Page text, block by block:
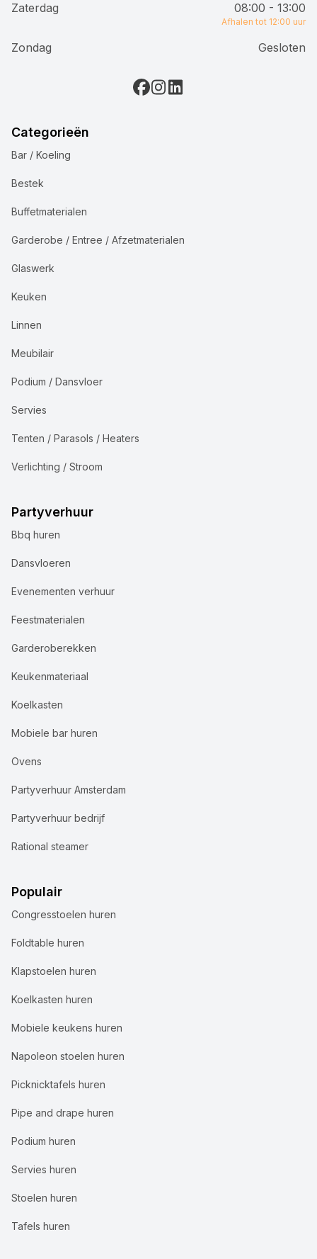
Zaterdag
08:00 - 13:00
Afhalen tot 12:00 uur
Zondag Gesloten
Categorieën
Bar / Koeling
Bestek
Buffetmaterialen
Garderobe / Entree / Afzetmaterialen
Glaswerk
Keuken
Linnen
Meubilair
Podium / Dansvloer
Servies
Tenten / Parasols / Heaters
Verlichting / Stroom
Partyverhuur
Bbq huren
Dansvloeren
Evenementen verhuur
Feestmaterialen
Garderoberekken
Keukenmateriaal
Koelkasten
Mobiele bar huren
Ovens
Partyverhuur Amsterdam
Partyverhuur bedrijf
Rational steamer
Populair
Congresstoelen huren
Foldtable huren
Klapstoelen huren
Koelkasten huren
Mobiele keukens huren
Napoleon stoelen huren
Picknicktafels huren
Pipe and drape huren
Podium huren
Servies huren
Stoelen huren
Tafels huren